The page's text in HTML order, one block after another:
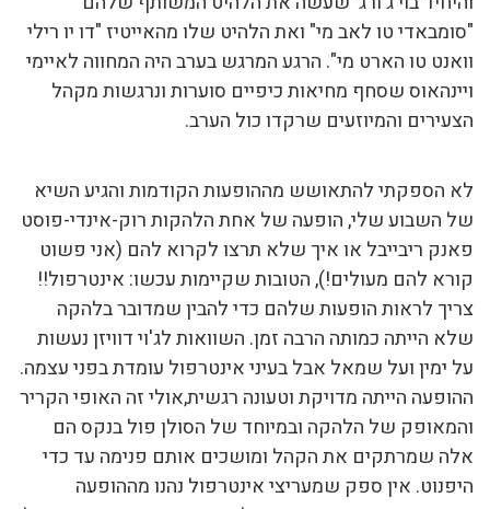
"סומבאדי טו לאב מי" ואת הלהיט שלו מהאייטיז "דו יו רילי
וואנט טו הארט מי". הרגע המרגש בערב היה המחווה לאיימי
ויינהאוס שסחף מחיאות כיפיים סוערות ונרגשות מקהל
הצעירים והמיוזעים שרקדו כול הערב.
לא הספקתי להתאושש מההופעות הקודמות והגיע השיא
של השבוע שלי, הופעה של אחת הלהקות רוק-אינדי-פוסט
פאנק ריבייבל או איך שלא תרצו לקרוא להם (אני פשוט
קורא להם מעולים!), הטובות שקיימות עכשו: אינטרפול!!
צריך לראות הופעות שלהם כדי להבין שמדובר בלהקה
שלא הייתה כמותה הרבה זמן. השוואות לג'וי דוויזן נעשות
על ימין ועל שמאל אבל בעיני אינטרפול עומדת בפני עצמה.
ההופעה הייתה מדויקת וטעונה רגשית,אולי זה האופי הקריר
והמאופק של הלהקה ובמיוחד של הסולן פול בנקס הם
אלה שמרתקים את הקהל ומושכים אותם פנימה עד כדי
היפנוט. אין ספק שמעריצי אינטרפול נהנו מההופעה